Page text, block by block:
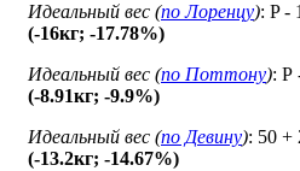
Идеальный вес (по Лоренцу): P -
(-16кг; -17.78%)
Идеальный вес (по Поттону): Р
(-8.91кг; -9.9%)
Идеальный вес (по Девину): 50 +
(-13.2кг; -14.67%)